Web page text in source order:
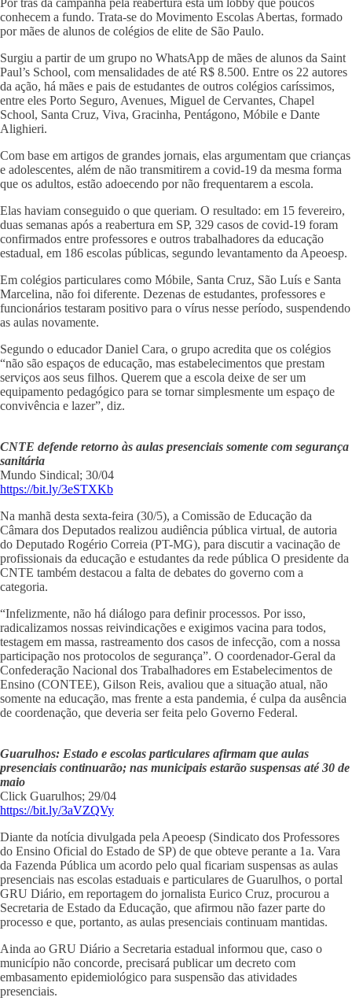
Por trás da campanha pela reabertura está um lobby que poucos
conhecem a fundo. Trata-se do Movimento Escolas Abertas, formado
por mães de alunos de colégios de elite de São Paulo.
Surgiu a partir de um grupo no WhatsApp de mães de alunos da Saint
Paul’s School, com mensalidades de até R$ 8.500. Entre os 22 autores
da ação, há mães e pais de estudantes de outros colégios caríssimos,
entre eles Porto Seguro, Avenues, Miguel de Cervantes, Chapel
School, Santa Cruz, Viva, Gracinha, Pentágono, Móbile e Dante
Alighieri.
Com base em artigos de grandes jornais, elas argumentam que crianças
e adolescentes, além de não transmitirem a covid-19 da mesma forma
que os adultos, estão adoecendo por não frequentarem a escola.
Elas haviam conseguido o que queriam. O resultado: em 15 fevereiro,
duas semanas após a reabertura em SP, 329 casos de covid-19 foram
confirmados entre professores e outros trabalhadores da educação
estadual, em 186 escolas públicas, segundo levantamento da Apeoesp.
Em colégios particulares como Móbile, Santa Cruz, São Luís e Santa
Marcelina, não foi diferente. Dezenas de estudantes, professores e
funcionários testaram positivo para o vírus nesse período, suspendendo
as aulas novamente.
Segundo o educador Daniel Cara, o grupo acredita que os colégios
“não são espaços de educação, mas estabelecimentos que prestam
serviços aos seus filhos. Querem que a escola deixe de ser um
equipamento pedagógico para se tornar simplesmente um espaço de
convivência e lazer”, diz.
CNTE defende retorno às aulas presenciais somente com segurança
sanitária
Mundo Sindical; 30/04
https://bit.ly/3eSTXKb
Na manhã desta sexta-feira (30/5), a Comissão de Educação da
Câmara dos Deputados realizou audiência pública virtual, de autoria
do Deputado Rogério Correia (PT-MG), para discutir a vacinação de
profissionais da educação e estudantes da rede pública O presidente da
CNTE também destacou a falta de debates do governo com a
categoria.
“Infelizmente, não há diálogo para definir processos. Por isso,
radicalizamos nossas reivindicações e exigimos vacina para todos,
testagem em massa, rastreamento dos casos de infecção, com a nossa
participação nos protocolos de segurança”. O coordenador-Geral da
Confederação Nacional dos Trabalhadores em Estabelecimentos de
Ensino (CONTEE), Gilson Reis, avaliou que a situação atual, não
somente na educação, mas frente a esta pandemia, é culpa da ausência
de coordenação, que deveria ser feita pelo Governo Federal.
Guarulhos: Estado e escolas particulares afirmam que aulas
presenciais continuarão; nas municipais estarão suspensas até 30 de
maio
Click Guarulhos; 29/04
https://bit.ly/3aVZQVy
Diante da notícia divulgada pela Apeoesp (Sindicato dos Professores
do Ensino Oficial do Estado de SP) de que obteve perante a 1a. Vara
da Fazenda Pública um acordo pelo qual ficariam suspensas as aulas
presenciais nas escolas estaduais e particulares de Guarulhos, o portal
GRU Diário, em reportagem do jornalista Eurico Cruz, procurou a
Secretaria de Estado da Educação, que afirmou não fazer parte do
processo e que, portanto, as aulas presenciais continuam mantidas.
Ainda ao GRU Diário a Secretaria estadual informou que, caso o
município não concorde, precisará publicar um decreto com
embasamento epidemiológico para suspensão das atividades
presenciais.